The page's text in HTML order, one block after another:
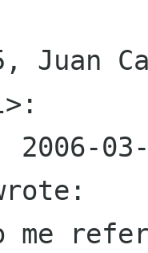
Juan
me